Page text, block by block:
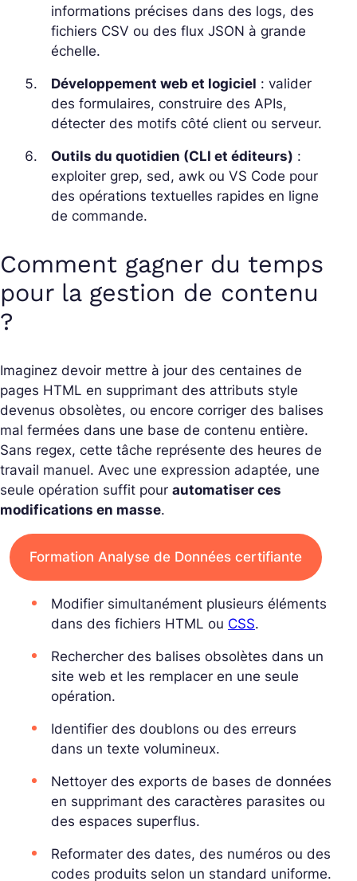
informations précises dans des logs, des
fichiers CSV ou des flux JSON à grande
échelle.
Développement web et logiciel : valider
des formulaires, construire des APIs,
détecter des motifs côté client ou serveur.
Outils du quotidien (CLI et éditeurs) :
exploiter grep, sed, awk ou VS Code pour
des opérations textuelles rapides en ligne
de commande.
Comment gagner du temps
pour la gestion de contenu
?
Imaginez devoir mettre à jour des centaines de
pages HTML en supprimant des attributs style
devenus obsolètes, ou encore corriger des balises
mal fermées dans une base de contenu entière.
Sans regex, cette tâche représente des heures de
travail manuel. Avec une expression adaptée, une
seule opération suffit pour automatiser ces
modifications en masse.
Formation Analyse de Données certifiante
Modifier simultanément plusieurs éléments
dans des fichiers HTML ou CSS.
Rechercher des balises obsolètes dans un
site web et les remplacer en une seule
opération.
Identifier des doublons ou des erreurs
dans un texte volumineux.
Nettoyer des exports de bases de données
en supprimant des caractères parasites ou
des espaces superflus.
Reformater des dates, des numéros ou des
codes produits selon un standard uniforme.